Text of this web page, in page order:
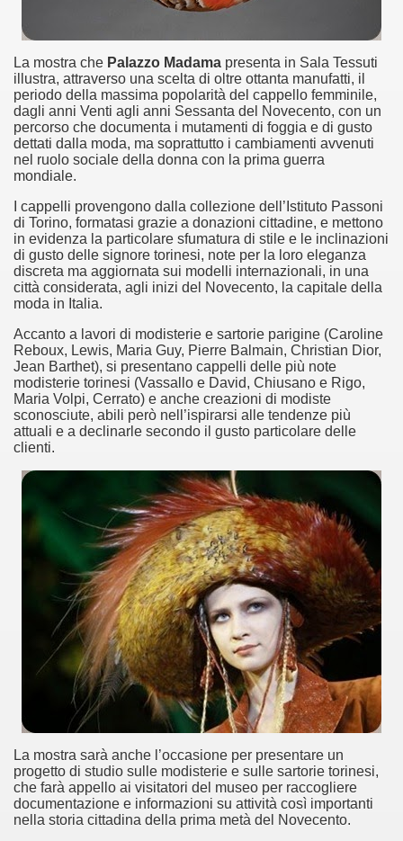
La mostra che Palazzo Madama presenta in Sala Tessuti
illustra, attraverso una scelta di oltre ottanta manufatti, il
periodo della massima popolarità del cappello femminile,
dagli anni Venti agli anni Sessanta del Novecento, con un
percorso che documenta i mutamenti di foggia e di gusto
dettati dalla moda, ma soprattutto i cambiamenti avvenuti
nel ruolo sociale della donna con la prima guerra
mondiale.
I cappelli provengono dalla collezione dell’Istituto Passoni
di Torino, formatasi grazie a donazioni cittadine, e mettono
in evidenza la particolare sfumatura di stile e le inclinazioni
di gusto delle signore torinesi, note per la loro eleganza
discreta ma aggiornata sui modelli internazionali, in una
città considerata, agli inizi del Novecento, la capitale della
moda in Italia.
Accanto a lavori di modisterie e sartorie parigine (Caroline
Reboux, Lewis, Maria Guy, Pierre Balmain, Christian Dior,
Jean Barthet), si presentano cappelli delle più note
modisterie torinesi (Vassallo e David, Chiusano e Rigo,
Maria Volpi, Cerrato) e anche creazioni di modiste
sconosciute, abili però nell’ispirarsi alle tendenze più
attuali e a declinarle secondo il gusto particolare delle
clienti.
La mostra sarà anche l’occasione per presentare un
progetto di studio sulle modisterie e sulle sartorie torinesi,
che farà appello ai visitatori del museo per raccogliere
documentazione e informazioni su attività così importanti
nella storia cittadina della prima metà del Novecento.
del mese di Giugno 2013.
del mese di Luglio 2013.
l’evoluzione storica della telefonia.
del mese di Gennaio 2014.
del mese di Febbraio 2014.